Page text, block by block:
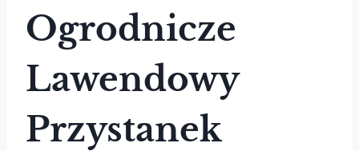
Ogrodnicze
Lawendowy
Przystanek